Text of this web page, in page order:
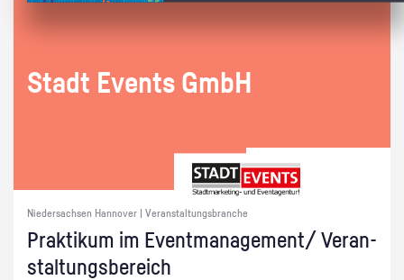
Stadt Events GmbH
Niedersachsen Hannover | Veranstaltungsbranche
Prak­ti­kum im Event­ma­nage­ment/ Ver­an­
stal­tungs­be­reich